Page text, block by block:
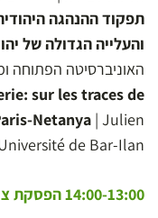
תפקוד ההנהגה
והעלייה הגדולה של
האוניברסיטה הפתוחה
sur les traces de
Netanya | Julien
de Bar-Ilan
14:00-13:00 הפסקת צוהריים